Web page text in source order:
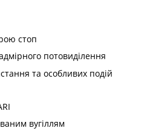
стоп
потовиділення
та особливих подій
вугіллям